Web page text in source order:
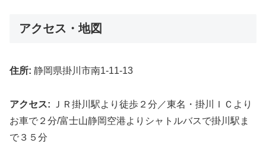
アクセス・地図
住所: 静岡県掛川市南1-11-13
アクセス: ＪＲ掛川駅より徒歩２分／東名・掛川ＩＣより
お車で２分/富士山静岡空港よりシャトルバスで掛川駅ま
で３５分